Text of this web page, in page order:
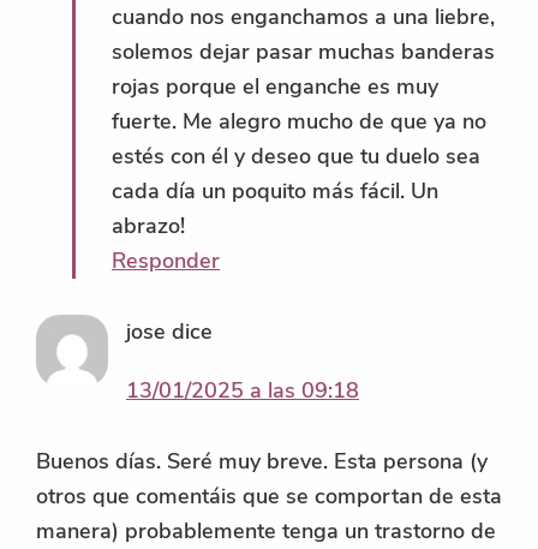
cuando nos enganchamos a una liebre,
solemos dejar pasar muchas banderas
rojas porque el enganche es muy
fuerte. Me alegro mucho de que ya no
estés con él y deseo que tu duelo sea
cada día un poquito más fácil. Un
abrazo!
Responder
jose dice
13/01/2025 a las 09:18
Buenos días. Seré muy breve. Esta persona (y
otros que comentáis que se comportan de esta
manera) probablemente tenga un trastorno de